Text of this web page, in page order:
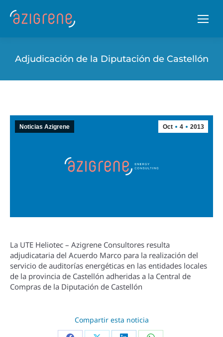
Adjudicación de la Diputación de Castellón
Oct 4 2013
Noticias Azigrene
La UTE Heliotec – Azigrene Consultores resulta
adjudicataria del Acuerdo Marco para la realización del
servicio de auditorí­as energéticas en las entidades locales
de la provincia de Castellón adheridas a la Central de
Compras de la Diputación de Castellón
Compartir esta noticia